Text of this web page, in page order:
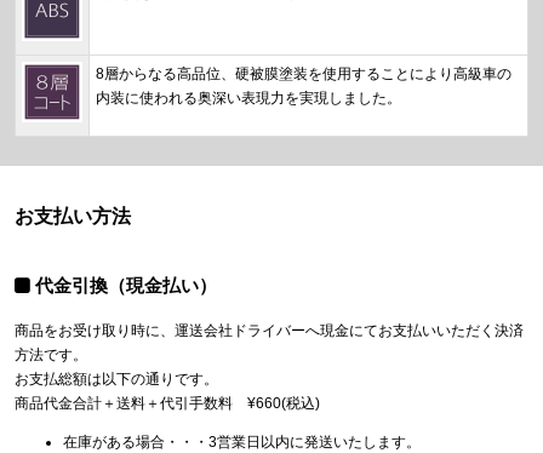
8層からなる高品位、硬被膜塗装を使用することにより高級車の
内装に使われる奥深い表現力を実現しました。
お支払い方法
代金引換（現金払い）
商品をお受け取り時に、運送会社ドライバーへ現金にてお支払いいただく決済
方法です。
お支払総額は以下の通りです。
商品代金合計＋送料＋代引手数料 ¥660(税込)
在庫がある場合・・・3営業日以内に発送いたします。